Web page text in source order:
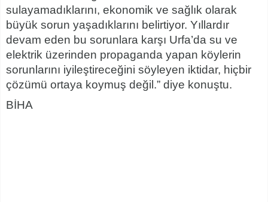
sulayamadıklarını, ekonomik ve sağlık olarak
büyük sorun yaşadıklarını belirtiyor. Yıllardır
devam eden bu sorunlara karşı Urfa’da su ve
elektrik üzerinden propaganda yapan köylerin
sorunlarını iyileştireceğini söyleyen iktidar, hiçbir
çözümü ortaya koymuş değil.” diye konuştu.
BİHA